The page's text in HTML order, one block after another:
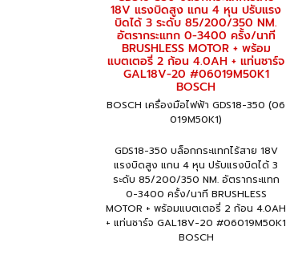
18V แรงบิดสูง แกน 4 หุน ปรับแรง
บิดได้ 3 ระดับ 85/200/350 NM.
อัตรากระแทก 0-3400 ครั้ง/นาที
BRUSHLESS MOTOR + พร้อม
แบตเตอรี่ 2 ก้อน 4.0AH + แท่นชาร์จ
GAL18V-20 #06019M50K1
BOSCH
BOSCH เครื่องมือไฟฟ้า GDS18-350 (06
019M50K1)
GDS18-350 บล็อกกระแทกไร้สาย 18V
แรงบิดสูง แกน 4 หุน ปรับแรงบิดได้ 3
ระดับ 85/200/350 NM. อัตรากระแทก
0-3400 ครั้ง/นาที BRUSHLESS
MOTOR + พร้อมแบตเตอรี่ 2 ก้อน 4.0AH
+ แท่นชาร์จ GAL18V-20 #06019M50K1
BOSCH